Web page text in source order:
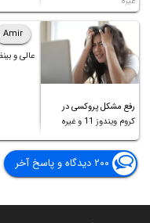
رفع مشکل پروکسی در
کروم ویندوز 11 و غیره
Amir
عالی و
۲۰۰ دیدگاه و پاسخ آخر